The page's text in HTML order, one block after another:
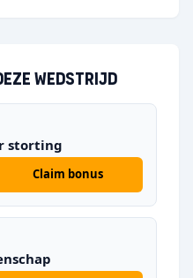
wedstrijd
storting
Claim bonus